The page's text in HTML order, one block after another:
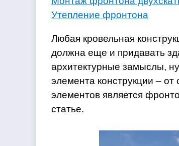
Утепление фронтона
Любая кровельная
должна еще и придавать
архитектурные замыслы,
элемента конструкции –
элементов является
статье.